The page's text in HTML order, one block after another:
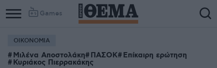
Games
ΟΙΚΟΝΟΜΙΑ
Μιλένα Αποστολάκη ΠΑΣΟΚ Επίκαιρη ερώτηση
Κυριάκος Πιερρακάκης